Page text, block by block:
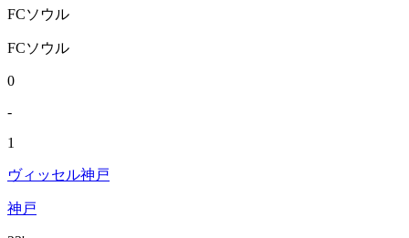
FCソウル
FCソウル
0
-
1
ヴィッセル神戸
神戸